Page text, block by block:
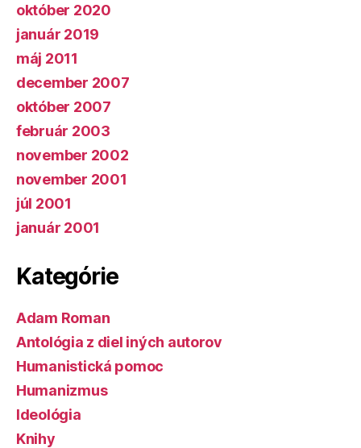
október 2020
január 2019
máj 2011
december 2007
október 2007
február 2003
november 2002
november 2001
júl 2001
január 2001
Kategórie
Adam Roman
Antológia z diel iných autorov
Humanistická pomoc
Humanizmus
Ideológia
Knihy